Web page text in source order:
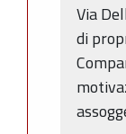
Via
di